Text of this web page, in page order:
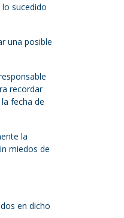
sucedido
una posible
recordar
fecha de
la
miedos de
en dicho